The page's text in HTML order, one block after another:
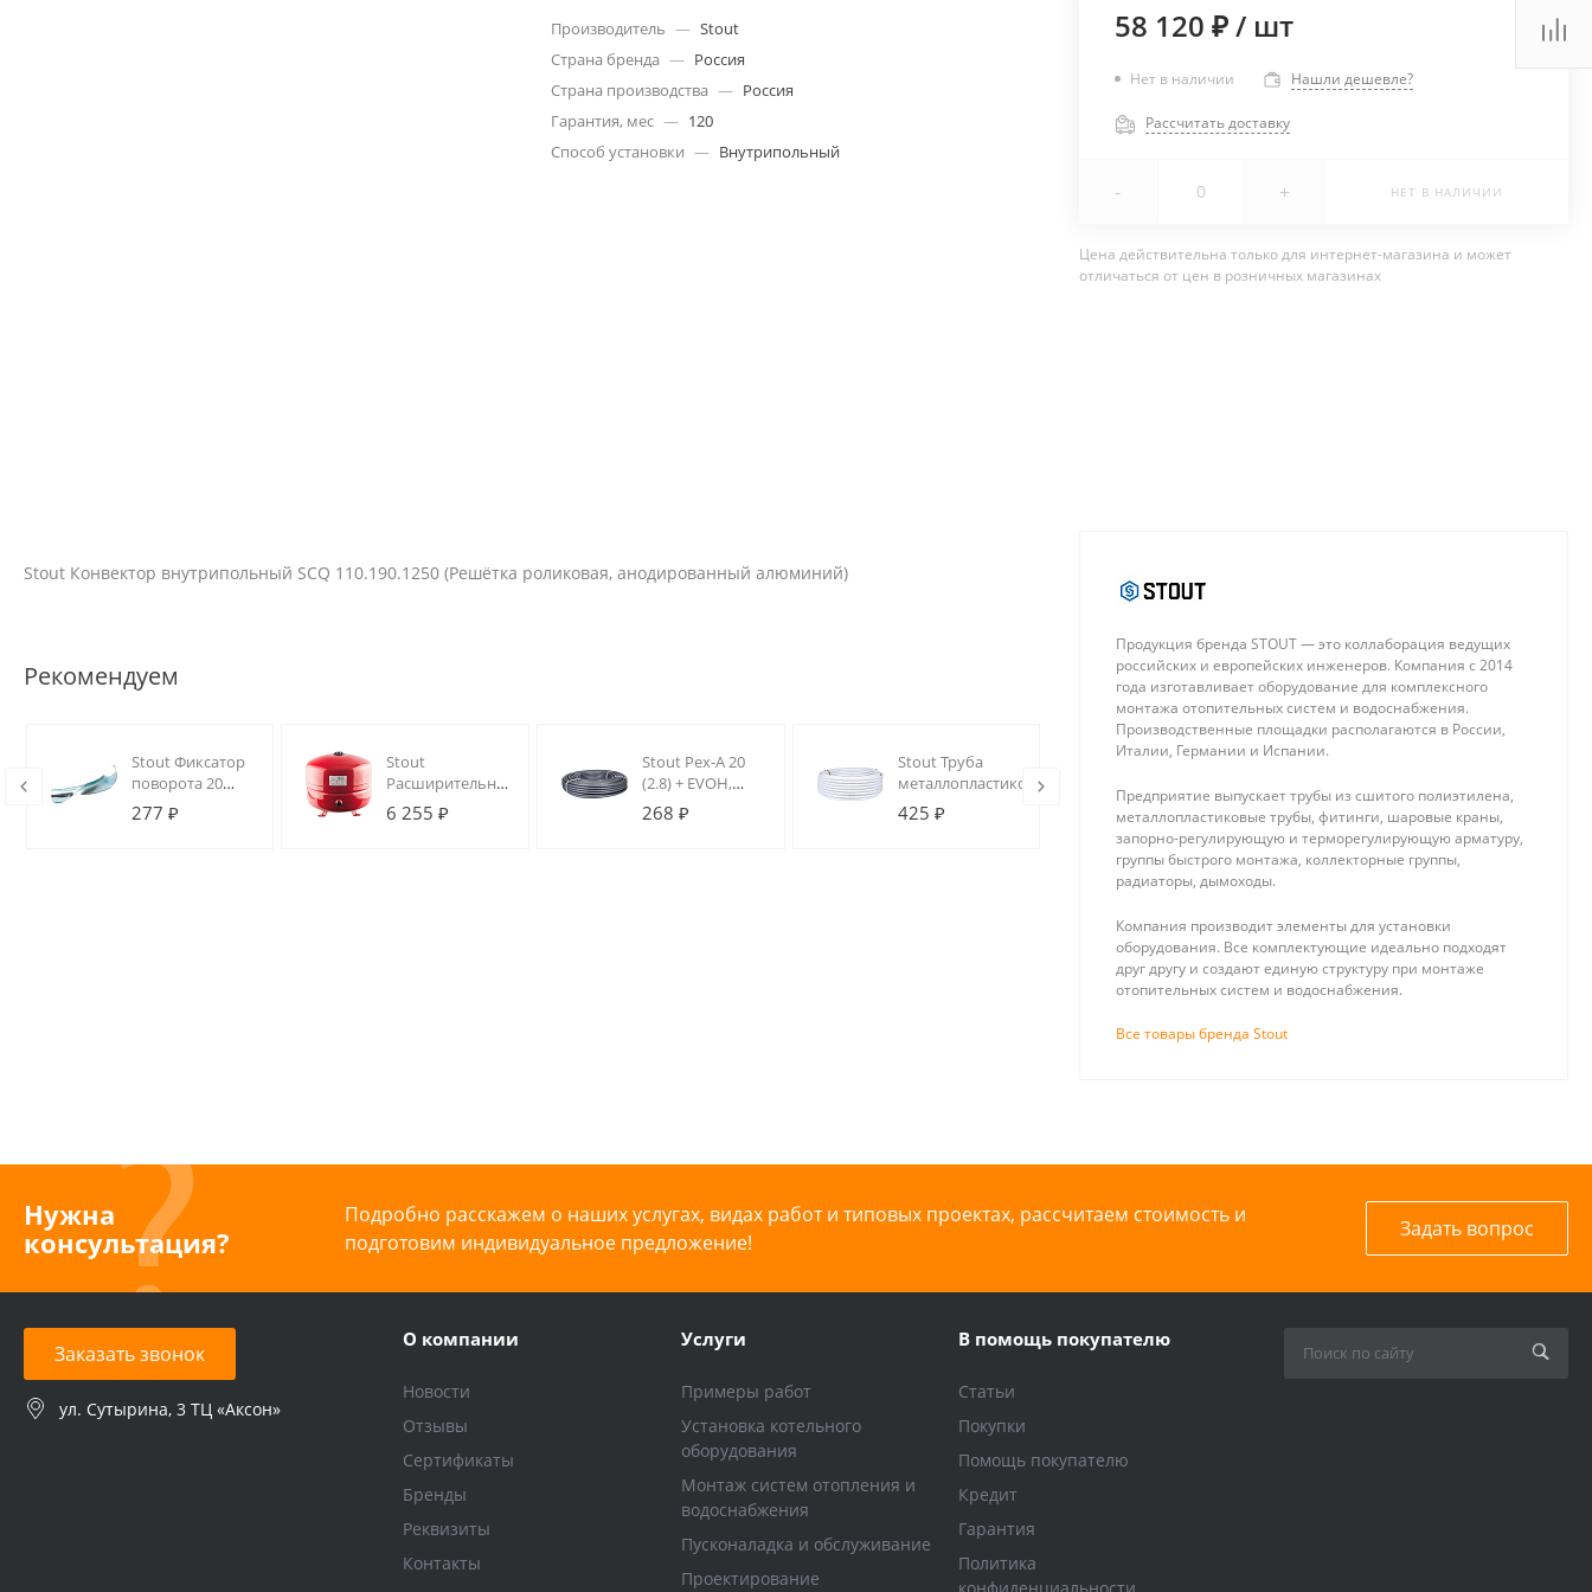
Производитель — Stout
Страна бренда — Россия
Страна производства — Россия
Гарантия, мес — 120
Способ установки — Внутрипольный
58 120 ₽/ шт
Нет в наличии Нашли дешевле?
Рассчитать доставку
- + НЕТ В НАЛИЧИИ
Цена действительна только для интернет-магазина и может
отличаться от цен в розничных магазинах
Stout Конвектор внутрипольный SCQ 110.190.1250 (Решётка роликовая, анодированный алюминий)
Рекомендуем
Stout Фиксатор
поворота 20
(металл)
277 ₽
Stout
Расширительный
бак на отопление
35 л. (цвет
6 255 ₽
Stout Pex-A 20
(2.8) + EVOH,
(метражом, в
бухте 100м)
268 ₽
Stout Труба
металлопластиковая
26 х 3.0 (метражом, в
бухте 50м)
425 ₽
Neptun PROFI 12В
электроприводом
(жёлтый)
8 990 ₽
газовый
двухконтурный
с закрытой
камерой
90 490 ₽
Продукция бренда STOUT — это коллаборация ведущих
российских и европейских инженеров. Компания с 2014
года изготавливает оборудование для комплексного
монтажа отопительных систем и водоснабжения.
Производственные площадки располагаются в России,
Италии, Германии и Испании.
Предприятие выпускает трубы из сшитого полиэтилена,
металлопластиковые трубы, фитинги, шаровые краны,
запорно-регулирующую и терморегулирующую арматуру,
группы быстрого монтажа, коллекторные группы,
радиаторы, дымоходы.
Компания производит элементы для установки
оборудования. Все комплектующие идеально подходят
друг другу и создают единую структуру при монтаже
отопительных систем и водоснабжения.
Все товары бренда Stout
Нужна
консультация?
Подробно расскажем о наших услугах, видах работ и типовых проектах, рассчитаем стоимость и
подготовим индивидуальное предложение!
Задать вопрос
Заказать звонок
ул. Сутырина, 3 ТЦ «Аксон»
О компании
Новости
Отзывы
Сертификаты
Бренды
Реквизиты
Контакты
Услуги
Примеры работ
Установка котельного
оборудования
Монтаж систем отопления и
водоснабжения
Пусконаладка и обслуживание
Проектирование
В помощь покупателю
Статьи
Покупки
Помощь покупателю
Кредит
Гарантия
Политика
конфиденциальности